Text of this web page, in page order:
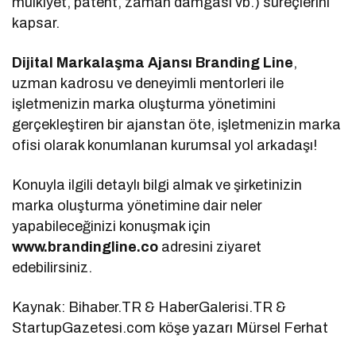
kapsar.
Dijital Markalaşma Ajansı Branding Line,
uzman kadrosu ve deneyimli mentorleri ile
işletmenizin marka oluşturma yönetimini
gerçekleştiren bir ajanstan öte, işletmenizin marka
ofisi olarak konumlanan kurumsal yol arkadaşı!
Konuyla ilgili detaylı bilgi almak ve şirketinizin
marka oluşturma yönetimine dair neler
yapabileceğinizi konuşmak için
www.brandingline.co adresini ziyaret
edebilirsiniz.
Kaynak: Bihaber.TR & HaberGalerisi.TR &
StartupGazetesi.com köşe yazarı Mürsel Ferhat